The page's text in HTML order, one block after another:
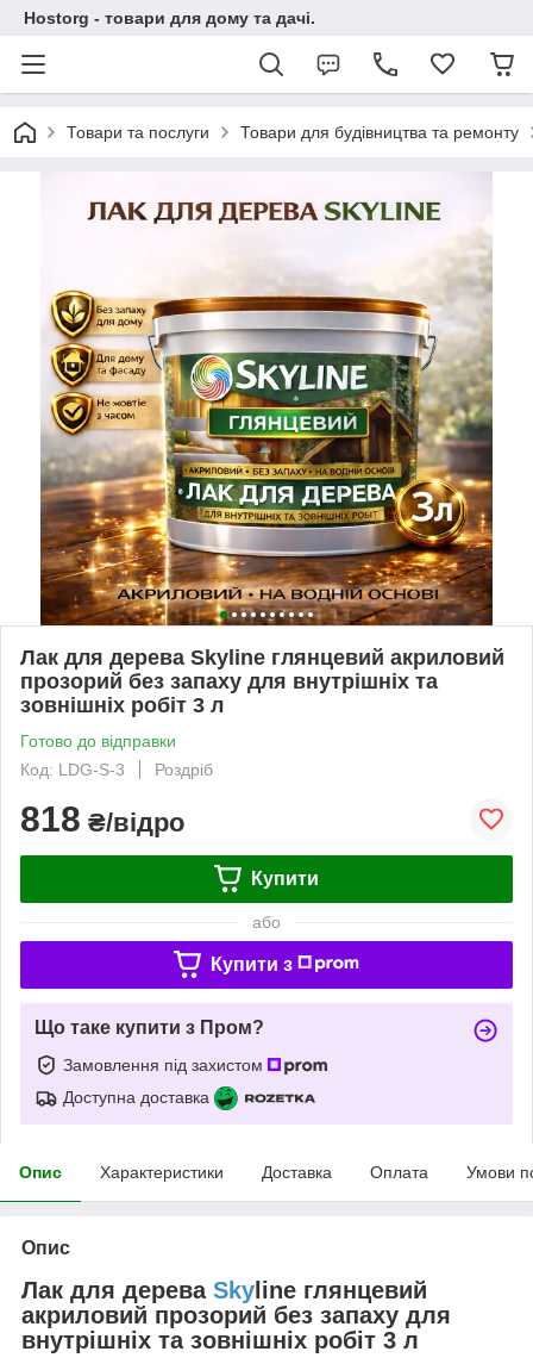
Hostorg - товари для дому та дачі.
Товари та послуги Товари для будівництва та ремонту
Лак для дерева Skyline глянцевий акриловий
прозорий без запаху для внутрішніх та
зовнішніх робіт 3 л
Готово до відправки
Код: LDG-S-3
Роздріб
818 ₴/відро
Купити
або
Купити з
Що таке купити з Пром?
Замовлення під захистом
Доступна доставка
Опис Характеристики Доставка Оплата Умови
Опис
Лак для дерева Sky line глянцевий
акриловий прозорий без запаху для
внутрішніх та зовнішніх робіт 3 л